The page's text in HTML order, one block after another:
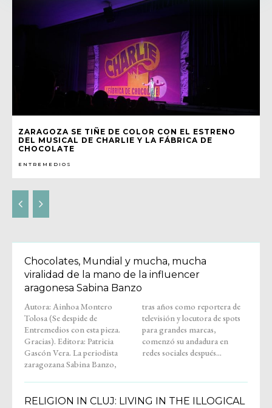
ZARAGOZA SE TIÑE DE COLOR CON EL ESTRENO
DEL MUSICAL DE CHARLIE Y LA FÁBRICA DE
CHOCOLATE
ENTREMEDIOS
Chocolates, Mundial y mucha, mucha
viralidad de la mano de la influencer
aragonesa Sabina Banzo
Autora: Ainhoa Montero
Tolosa (Se despide de
Entremedios con esta pieza.
Gracias). Editora: Patricia
Gascón Vera. La periodista
zaragozana Sabina Banzo,
tras años como reportera de
televisión y locutora de spots
para grandes marcas,
comenzó su andadura en
redes sociales después...
RELIGION IN CLUJ: LIVING IN THE ILLOGICAL